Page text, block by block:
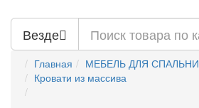
Везде
Главная
МЕБЕЛЬ ДЛЯ СПАЛЬНИ
Кровати из массива